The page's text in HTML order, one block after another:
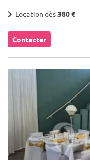
Location dès380 €
Contacter